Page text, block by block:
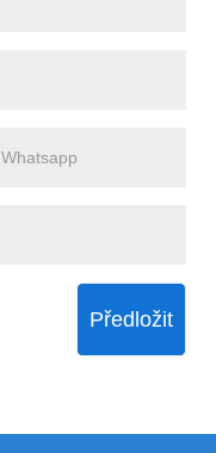
Předložit